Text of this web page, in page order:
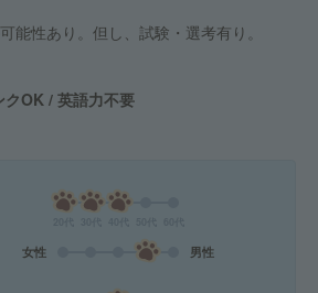
能性あり。但し、試験・選考有り。
OK / 英語力不要
女性 男性